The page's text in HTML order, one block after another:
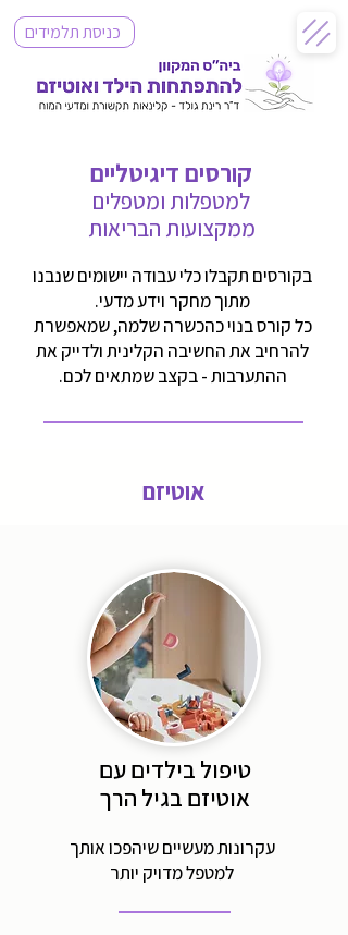
כניסת תלמידים
קורסים דיגיטליים
למטפלות ומטפלים
ממקצועות הבריאות
בקורסים תקבלו כלי עבודה יישומים שנבנו
מתוך מחקר וידע מדעי.
כל קורס בנוי כהכשרה שלמה, שמאפשרת
להרחיב את החשיבה הקלינית ולדייק את
ההתערבות - בקצב שמתאים לכם.
אוטיזם
טיפול בילדים עם
אוטיזם בגיל הרך
עקרונות מעשיים שיהפכו אותך
למטפל מדויק יותר